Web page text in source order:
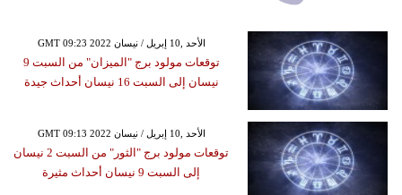
GMT 09:23 2022 الأحد ,10 إبريل / نيسان
توقعات مولود برج "الميزان" من السبت 9
نيسان إلى السبت 16 نيسان أحداث جيدة
GMT 09:13 2022 الأحد ,10 إبريل / نيسان
توقعات مولود برج "الثور" من السبت 2 نيسان
إلى السبت 9 نيسان أحداث مثيرة